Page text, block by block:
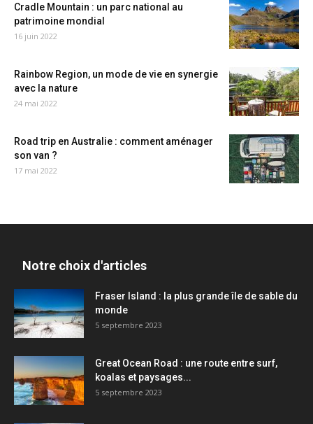
Cradle Mountain : un parc national au
patrimoine mondial
16 juin 2022
Rainbow Region, un mode de vie en synergie
avec la nature
24 mai 2022
Road trip en Australie : comment aménager
son van ?
17 mai 2022
Notre choix d'articles
Fraser Island : la plus grande île de sable du
monde
5 septembre 2023
Great Ocean Road : une route entre surf,
koalas et paysages...
5 septembre 2023